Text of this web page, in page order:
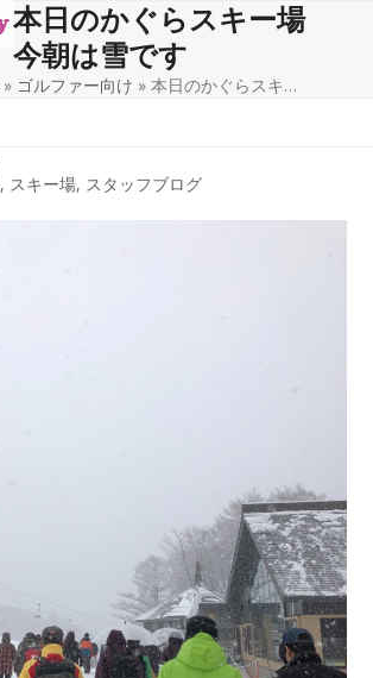
本日のかぐらスキー場
今朝は雪です
» ゴルファー向け »本日のかぐらスキ…
, スキー場, スタッフブログ